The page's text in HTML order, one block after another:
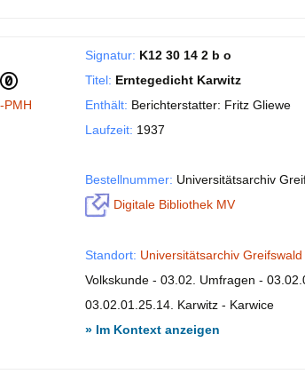
PMH
Signatur: K12 30 14 2 b o
Titel: Erntegedicht Karwitz
Enthält: Berichterstatter: Fritz Gliewe
Laufzeit: 1937
Bestellnummer: Universitätsarchiv
Digitale Bibliothek MV
Standort: Universitätsarchiv Greifswald
Volkskunde - 03.02. Umfragen -
03.02.01.25.14. Karwitz - Karwice
» Im Kontext anzeigen